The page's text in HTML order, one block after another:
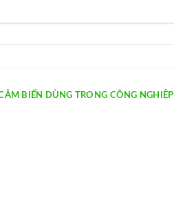
BIẾN DÙNG TRONG CÔNG NGHIỆP